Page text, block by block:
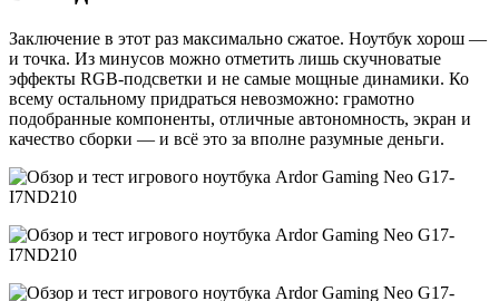
Заключение в этот раз максимально сжатое. Ноутбук хорош —
и точка. Из минусов можно отметить лишь скучноватые
эффекты RGB-подсветки и не самые мощные динамики. Ко
всему остальному придраться невозможно: грамотно
подобранные компоненты, отличные автономность, экран и
качество сборки — и всё это за вполне разумные деньги.